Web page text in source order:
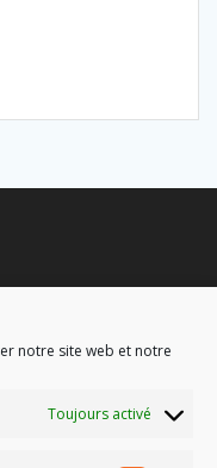
notre site web et notre
Toujours activé